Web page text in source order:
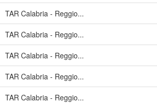
TAR Calabria - Reggio...
TAR Calabria - Reggio...
TAR Calabria - Reggio...
TAR Calabria - Reggio...
TAR Calabria - Reggio...